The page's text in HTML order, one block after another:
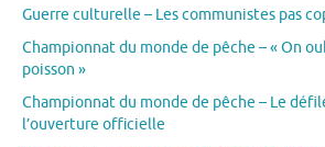
Guerre culturelle – Les communistes pas
Championnat du monde de pêche – « On
poisson »
Championnat du monde de pêche – Le
l’ouverture officielle